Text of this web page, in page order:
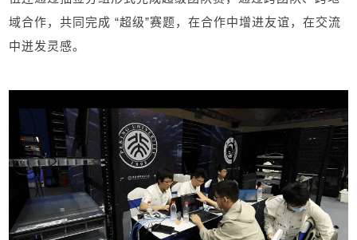
域合作，共同完成 “超级”赛题，在合作中增进友谊，在交流
中迸发灵感。